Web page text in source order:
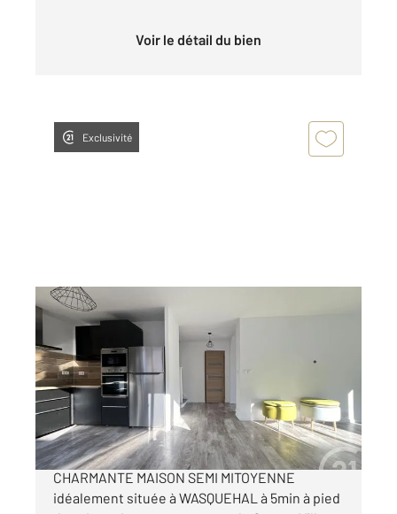
Voir le détail du bien
Exclusivité
WASQUEHAL 59
74 m2, 4 pièces
Ref : 382
Maison à vendre
262 000 €
Exclusivité Century21 ! Venez découvrir cette
CHARMANTE MAISON SEMI MITOYENNE
idéalement située à WASQUEHAL à 5min à pied